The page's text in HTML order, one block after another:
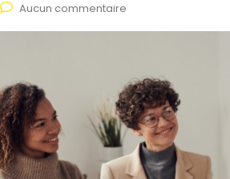
Aucun commentaire